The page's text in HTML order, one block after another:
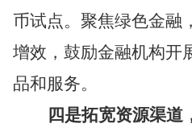
币试点。聚焦绿色金融，
增效， 鼓励金融机构开
品和服务。
四是拓宽资源渠道